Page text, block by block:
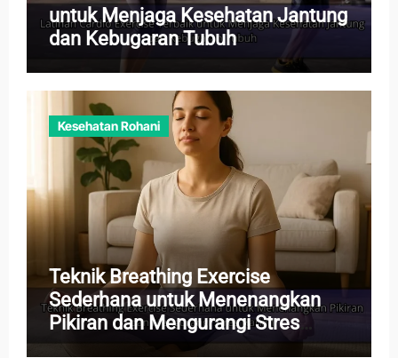
untuk Menjaga Kesehatan Jantung
dan Kebugaran Tubuh
Kesehatan Rohani
Teknik Breathing Exercise
Sederhana untuk Menenangkan
Pikiran dan Mengurangi Stres
Harian